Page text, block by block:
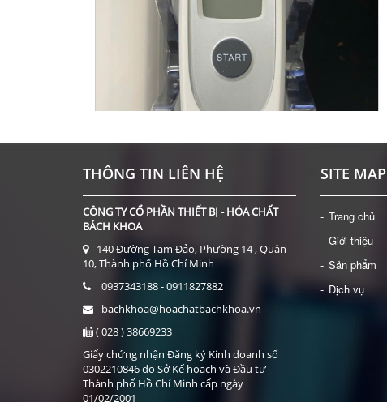
NHIỆT KẾ HỒNG NGOẠI ĐO TRÁN MICROLIFE DOZ
Giá: Liên hệ
ĐẶT HÀNG
THÔNG TIN LIÊN HỆ
CÔNG TY CỔ PHẦN THIẾT BỊ - HÓA CHẤT
BÁCH KHOA
140 Đường Tam Đảo, Phường 14 , Quận
10, Thành phố Hồ Chí Minh
0937343188 - 0911827882
bachkhoa@hoachatbachkhoa.vn
( 028 ) 38669233
Giấy chứng nhận Đăng ký Kinh doanh số
0302210846 do Sở Kế hoạch và Đầu tư
Thành phố Hồ Chí Minh cấp ngày
01/02/2001
SITE MAP
Trang chủ
Giới thiệu
Sản phẩm
Dịch vụ